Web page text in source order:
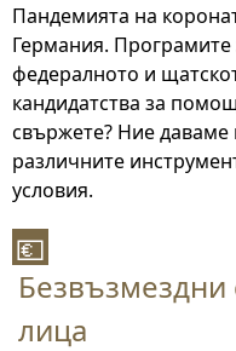
Пандемията на
Германия.
федералното и
кандидатства за
свържете? Ние даваме
различните
условия.
💶
Безвъзмездни
лица